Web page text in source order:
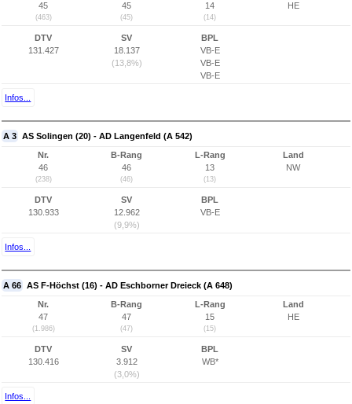
45
(463)
45
(45)
14
(14)
HE
DTV
131.427
SV
18.137
(13,8%)
BPL
VB-E
VB-E
VB-E
Infos...
A 3 AS Solingen (20) - AD Langenfeld (A 542)
Nr.
46
(238)
B-Rang
46
(46)
L-Rang
13
(13)
Land
NW
DTV
130.933
SV
12.962
(9,9%)
BPL
VB-E
Infos...
A 66 AS F-Höchst (16) - AD Eschborner Dreieck (A 648)
Nr.
47
(1.986)
B-Rang
47
(47)
L-Rang
15
(15)
Land
HE
DTV
130.416
SV
3.912
(3,0%)
BPL
WB*
Infos...